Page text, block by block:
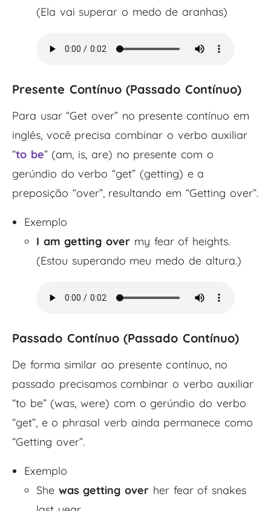
(Ela vai superar o medo de aranhas)
Presente Contínuo (Passado Contínuo)
Para usar “Get over” no presente contínuo em
inglês, você precisa combinar o verbo auxiliar
“to be” (am, is, are) no presente com o
gerúndio do verbo “get” (getting) e a
preposição “over”, resultando em “Getting over”.
Exemplo
I am getting over my fear of heights.
(Estou superando meu medo de altura.)
Passado Contínuo (Passado Contínuo)
De forma similar ao presente contínuo, no
passado precisamos combinar o verbo auxiliar
“to be” (was, were) com o gerúndio do verbo
“get”, e o phrasal verb ainda permanece como
“Getting over”.
Exemplo
She was getting over her fear of snakes